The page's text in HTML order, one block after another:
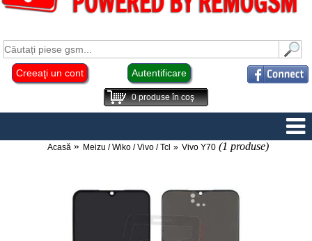
Creeaţi un cont Autentificare
0produse în coş
Acasă Meizu / Wiko / Vivo / Tcl Vivo Y70 (1 produse)